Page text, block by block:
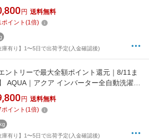
イト AQW-S701A(W) [洗濯7.0kg /上開き /
乾燥(送風機能)]【rb_makerA】
円 送料無料
ポイント (1倍)
庫有り】1〜5日で出荷予定(入金確認後)
エントリーで最大全額ポイント還元｜8/11ま
AQUA｜アクア インバーター全自動洗濯機
AQUA フロストゴールド AQW-
[洗濯10.0kg /上開き /簡易乾燥
機能)]【無料延長保証】【rb_makerA】
円 送料無料
ポイント (1倍)
庫有り】1〜5日で出荷予定(入金確認後)